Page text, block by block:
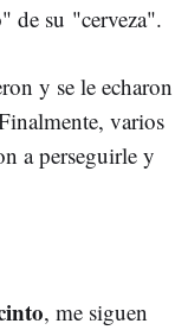
de su "cerveza".
y se le echaron
varios
a perseguirle y
, me siguen